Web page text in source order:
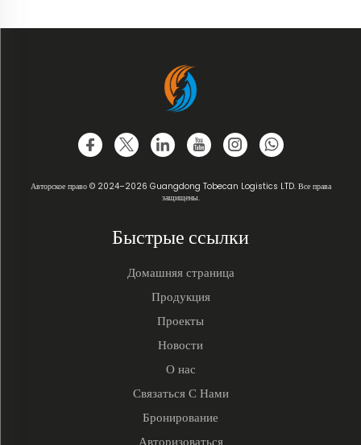
Авторское право © 2024–2026 Guangdong Tobecan Logistics LTD. Все права
защищены.
Быстрые ссылки
Домашняя страница
Продукция
Проекты
Новости
О нас
Связаться С Нами
Бронирование
Авторизоваться